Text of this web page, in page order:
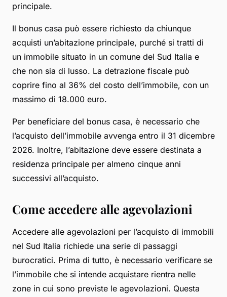
principale.
Il bonus casa può essere richiesto da chiunque
acquisti un’abitazione principale, purché si tratti di
un immobile situato in un comune del Sud Italia e
che non sia di lusso. La detrazione fiscale può
coprire fino al 36% del costo dell’immobile, con un
massimo di 18.000 euro.
Per beneficiare del bonus casa, è necessario che
l’acquisto dell’immobile avvenga entro il 31 dicembre
2026. Inoltre, l’abitazione deve essere destinata a
residenza principale per almeno cinque anni
successivi all’acquisto.
Come accedere alle agevolazioni
Accedere alle agevolazioni per l’acquisto di immobili
nel Sud Italia richiede una serie di passaggi
burocratici. Prima di tutto, è necessario verificare se
l’immobile che si intende acquistare rientra nelle
zone in cui sono previste le agevolazioni. Questa